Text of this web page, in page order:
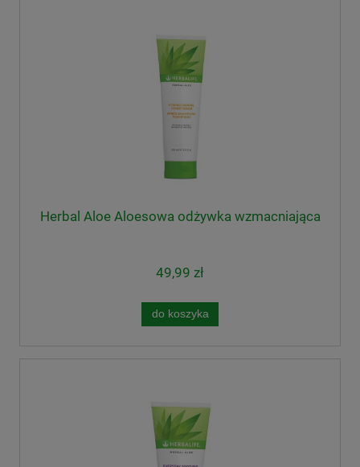
Herbal Aloe Aloesowa odżywka wzmacniająca
49,99 zł
do koszyka